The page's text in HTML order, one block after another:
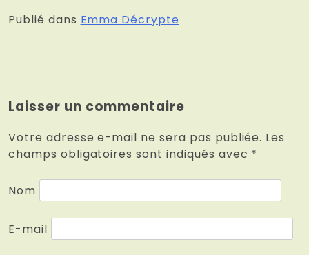
Publié dans Emma Décrypte
Laisser un commentaire
Votre adresse e-mail ne sera pas publiée. Les
champs obligatoires sont indiqués avec *
Nom
E-mail